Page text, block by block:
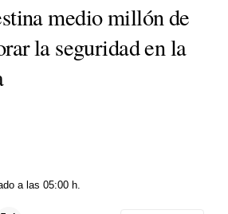
medio millón de
la seguridad en la
a las 05:00 h.